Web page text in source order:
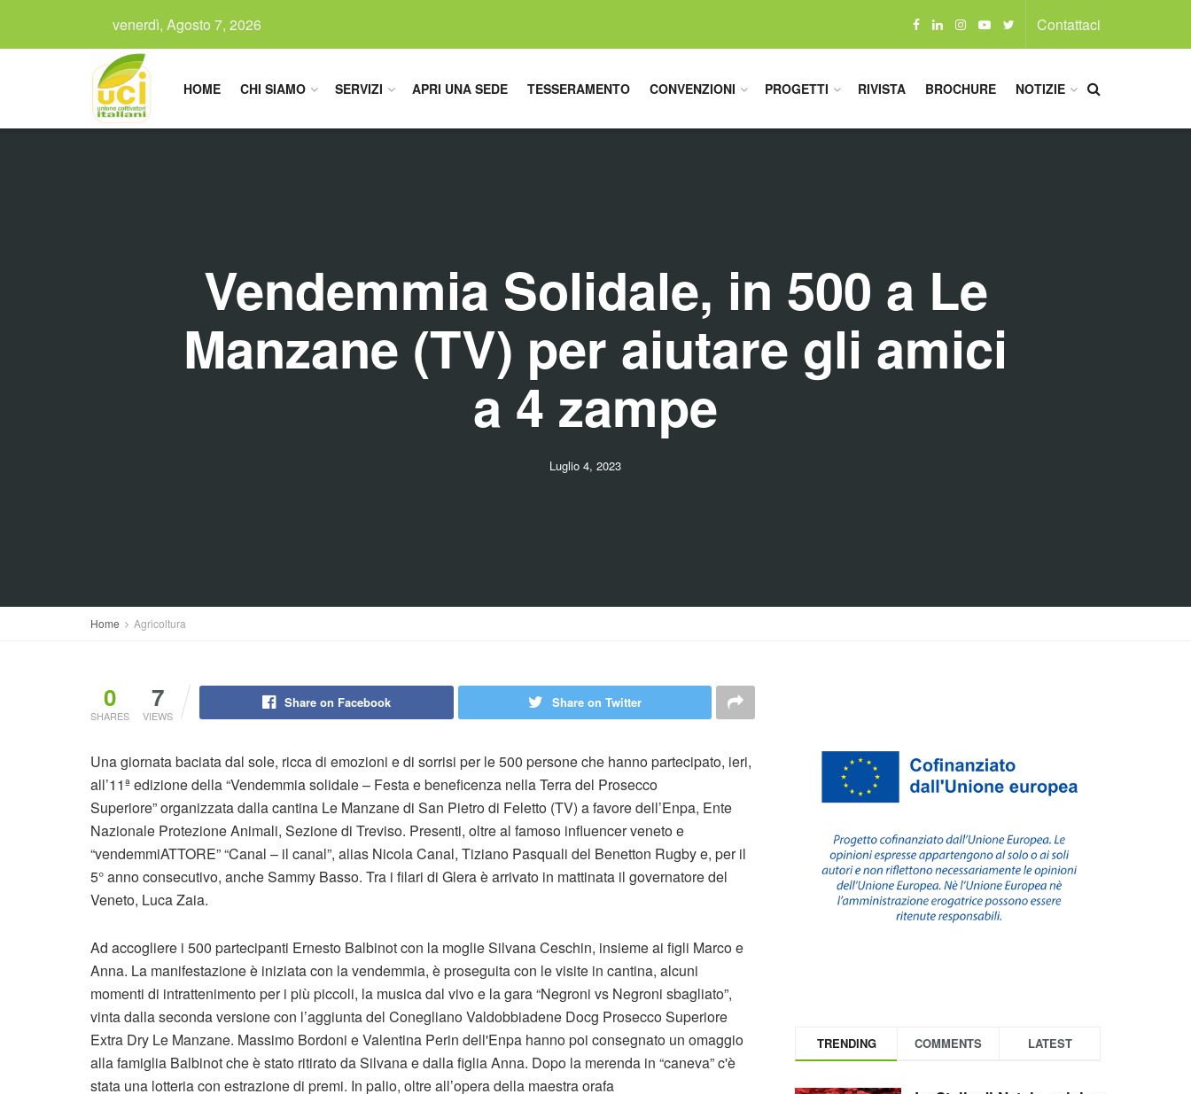
venerdì, Agosto 7, 2026 Contattaci
HOME CHI SIAMO SERVIZI APRI UNA SEDE TESSERAMENTO CONVENZIONI PROGETTI RIVISTA BROCHURE NOTIZIE
Vendemmia Solidale, in 500 a Le
Manzane (TV) per aiutare gli amici
a 4 zampe
Luglio 4, 2023
Home Agricoltura
0
SHARES
7
VIEWS
Share on Facebook Share on Twitter
Una giornata baciata dal sole, ricca di emozioni e di sorrisi per le 500 persone che hanno partecipato, ieri,
all’11ª edizione della “Vendemmia solidale – Festa e beneficenza nella Terra del Prosecco
Superiore” organizzata dalla cantina Le Manzane di San Pietro di Feletto (TV) a favore dell’Enpa, Ente
Nazionale Protezione Animali, Sezione di Treviso. Presenti, oltre al famoso influencer veneto e
“vendemmiATTORE” “Canal – il canal”, alias Nicola Canal, Tiziano Pasquali del Benetton Rugby e, per il
5° anno consecutivo, anche Sammy Basso. Tra i filari di Glera è arrivato in mattinata il governatore del
Veneto, Luca Zaia.
Ad accogliere i 500 partecipanti Ernesto Balbinot con la moglie Silvana Ceschin, insieme ai figli Marco e
Anna. La manifestazione è iniziata con la vendemmia, è proseguita con le visite in cantina, alcuni
momenti di intrattenimento per i più piccoli, la musica dal vivo e la gara “Negroni vs Negroni sbagliato”,
vinta dalla seconda versione con l’aggiunta del Conegliano Valdobbiadene Docg Prosecco Superiore
Extra Dry Le Manzane. Massimo Bordoni e Valentina Perin dell'Enpa hanno poi consegnato un omaggio
alla famiglia Balbinot che è stato ritirato da Silvana e dalla figlia Anna. Dopo la merenda in “caneva” c'è
stata una lotteria con estrazione di premi. In palio, oltre all’opera della maestra orafa
TRENDING COMMENTS LATEST